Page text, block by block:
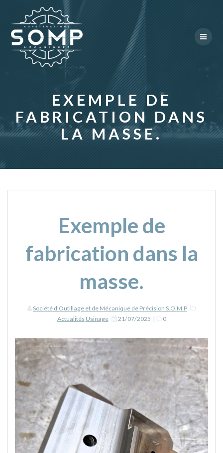
EXEMPLE DE
FABRICATION DANS
LA MASSE.
Exemple de
fabrication dans la
masse.
Société d'Outillage et de Mécanique de Précision S.O.M.P
Actualités Usinage 21/07/2025 | 0